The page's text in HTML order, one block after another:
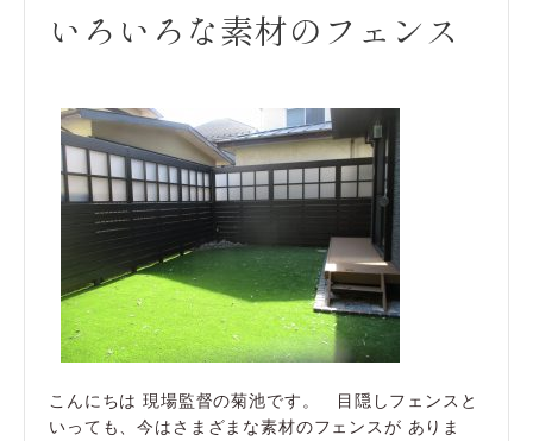
いろいろな素材のフェンス
こんにちは 現場監督の菊池です。 目隠しフェンスと
いっても、今はさまざまな素材のフェンスが ありま